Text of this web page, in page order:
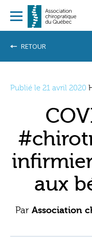
RETOUR
Publié le 21 avril 2020
aux
Par Association